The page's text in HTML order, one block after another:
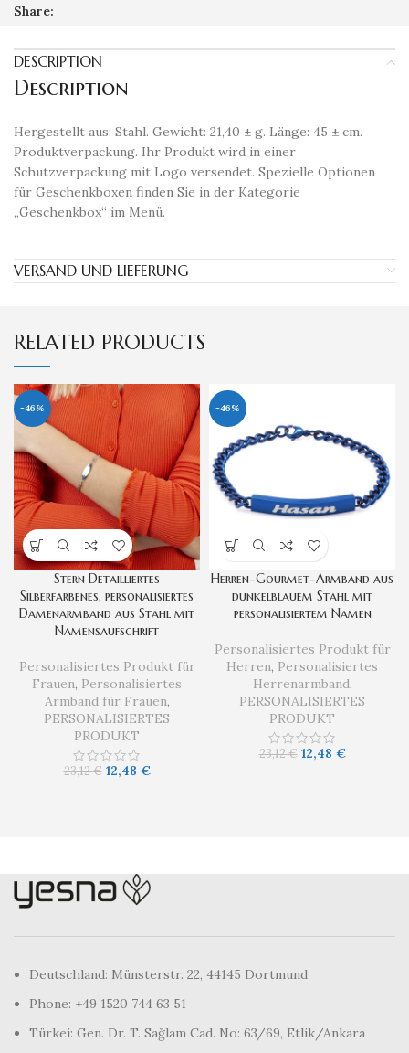
Share:
DESCRIPTION
Description
Hergestellt aus: Stahl. Gewicht: 21,40 ± g. Länge: 45 ± cm.
Produktverpackung. Ihr Produkt wird in einer
Schutzverpackung mit Logo versendet. Spezielle Optionen
für Geschenkboxen finden Sie in der Kategorie
„Geschenkbox“ im Menü.
VERSAND UND LIEFERUNG
RELATED PRODUCTS
-46%
Stern Detailliertes
Silberfarbenes, personalisiertes
Damenarmband aus Stahl mit
Namensaufschrift
Personalisiertes Produkt für
Frauen, Personalisiertes
Armband für Frauen,
PERSONALISIERTES
PRODUKT
23,12€ 12,48 €
-46%
Herren-Gourmet-Armband aus
dunkelblauem Stahl mit
personalisiertem Namen
Personalisiertes Produkt für
Herren, Personalisiertes
Herrenarmband,
PERSONALISIERTES
PRODUKT
23,12€ 12,48 €
Deutschland: Münsterstr. 22, 44145 Dortmund
Phone: +49 1520 744 63 51
Türkei: Gen. Dr. T. Sağlam Cad. No: 63/69, Etlik/Ankara